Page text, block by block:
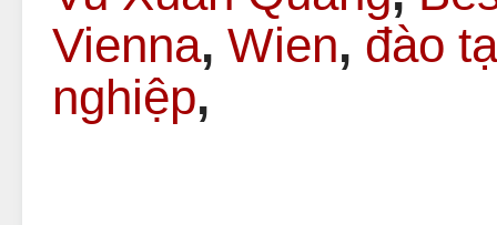
Vienna, Wien, đào
nghiệp,